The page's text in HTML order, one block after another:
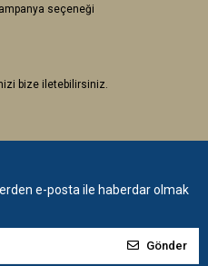
seçeneği
bize iletebilirsiniz.
e-posta ile haberdar olmak
Gönder